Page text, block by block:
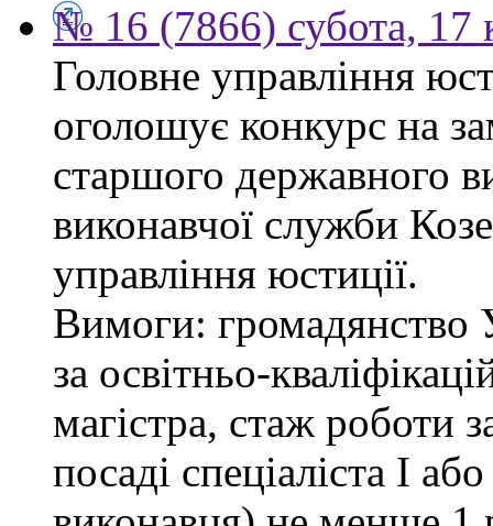
№ 16 (7866) субота, 17
Головне управління
оголошує конкурс на
старшого державного
виконавчої служби
управління юстиції.
Вимоги: громадянство
за освітньо-
магістра, стаж роботи
посаді спеціаліста І